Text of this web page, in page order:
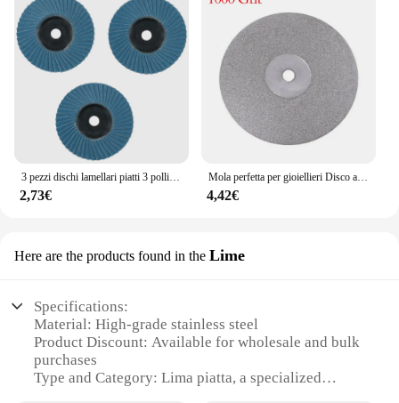
3 pezzi dischi lamellari piatti 3 pollici 75mm mola taglio legno acciaio al carbonio per smerigliatrice angolare levigatura lucidatura utensile abrasivo
2,73€
Mola perfetta per gioiellieri Disco abrasivo per lucidatura con mola piatta rivestita diamantata da 4 100 mm - Grana 80~3000
4,42€
Here are the products found in the Lime
Specifications:
Material: High-grade stainless steel
Product Discount: Available for wholesale and bulk
purchases
Type and Category: Lima piatta, a specialized